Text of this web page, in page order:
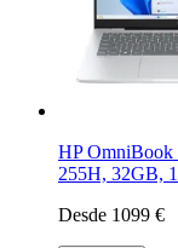
HP
255H, 32GB,
Desde 1099 €